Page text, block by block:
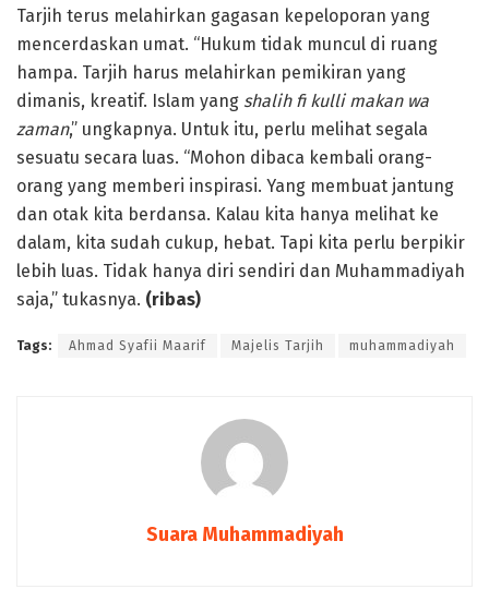
Tarjih terus melahirkan gagasan kepeloporan yang
mencerdaskan umat. “Hukum tidak muncul di ruang
hampa. Tarjih harus melahirkan pemikiran yang
dimanis, kreatif. Islam yang shalih fi kulli makan wa
zaman,” ungkapnya. Untuk itu, perlu melihat segala
sesuatu secara luas. “Mohon dibaca kembali orang-
orang yang memberi inspirasi. Yang membuat jantung
dan otak kita berdansa. Kalau kita hanya melihat ke
dalam, kita sudah cukup, hebat. Tapi kita perlu berpikir
lebih luas. Tidak hanya diri sendiri dan Muhammadiyah
saja,” tukasnya. (ribas)
Tags: Ahmad Syafii Maarif Majelis Tarjih muhammadiyah
Suara Muhammadiyah